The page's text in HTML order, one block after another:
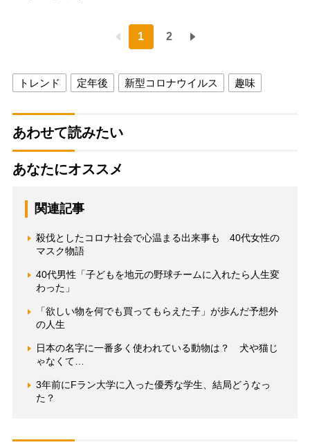
1 2
トレンド 定年後 新型コロナウイルス 趣味
あわせて読みたい
あなたにオススメ
関連記事
殺伐としたコロナ社会で心温まる出来事も 40代女性の
マスク物語
40代男性「子どもを地元の野球チームに入れたら人生変
わった」
「欲しい物を何でも買ってもらえた子」が歩んだ予想外
の人生
日本の名字に一番多く使われている動物は？ 犬や猫じ
ゃなくて…
3年前にFラン大学に入った優秀な学生、結局どうなっ
た？